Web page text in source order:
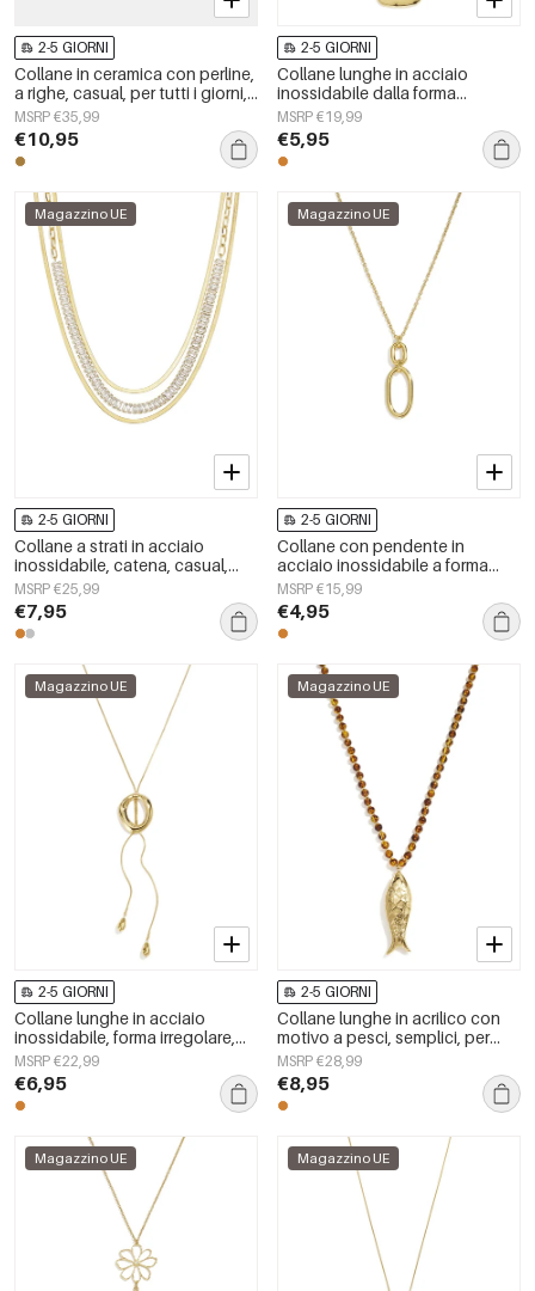
2-5 GIORNI
Collane in ceramica con perline,
a righe, casual, per tutti i giorni,
semplici, gioielli da donna
MSRP €35,99
€10,95
2-5 GIORNI
Collane lunghe in acciaio
inossidabile dalla forma
geometrica, semplici, della serie
Simple, perfette per tutti i giorni.
Gioielli da donna.
MSRP €19,99
€5,95
Magazzino UE
2-5 GIORNI
Collane a strati in acciaio
inossidabile, catena, casual,
quotidiane, semplici, serie da
donna, gioielli
MSRP €25,99
€7,95
Magazzino UE
2-5 GIORNI
Collane con pendente in
acciaio inossidabile a forma
ellittica, semplici, della serie
Simple Daily, gioielli da donna.
MSRP €15,99
€4,95
Magazzino UE
2-5 GIORNI
Collane lunghe in acciaio
inossidabile, forma irregolare,
semplici, serie Simple Daily,
gioielli da donna
MSRP €22,99
€6,95
Magazzino UE
2-5 GIORNI
Collane lunghe in acrilico con
motivo a pesci, semplici, per
tutti i giorni, della serie Simple,
gioielli da donna.
MSRP €28,99
€8,95
Magazzino UE Magazzino UE